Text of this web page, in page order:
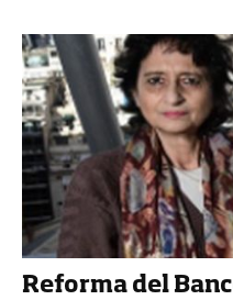
Reforma del